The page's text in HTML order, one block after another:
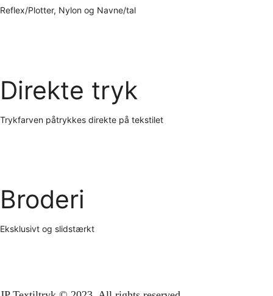
Reflex/Plotter, Nylon og Navne/tal
Direkte tryk
Trykfarven påtrykkes direkte på tekstilet
Broderi
Eksklusivt og slidstærkt